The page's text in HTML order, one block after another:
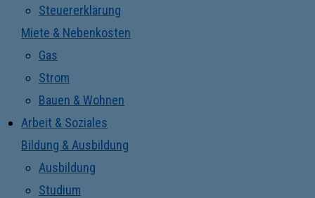
Steuererklärung
Miete & Nebenkosten
Gas
Strom
Bauen & Wohnen
Arbeit & Soziales
Bildung & Ausbildung
Ausbildung
Studium